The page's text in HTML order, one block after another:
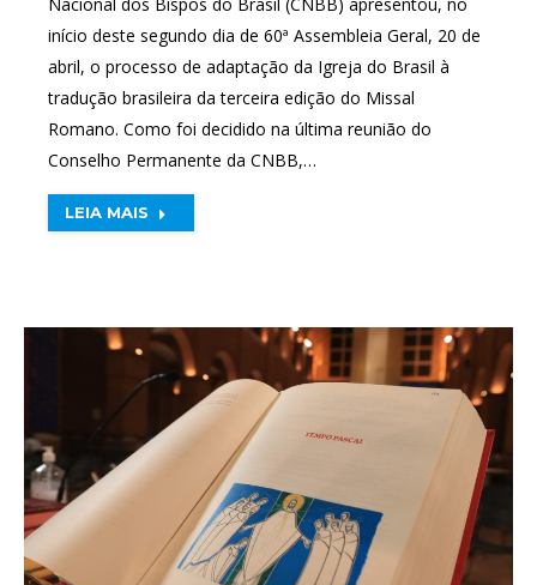
início deste segundo dia de 60ª Assembleia Geral, 20 de
abril, o processo de adaptação da Igreja do Brasil à
tradução brasileira da terceira edição do Missal
Romano. Como foi decidido na última reunião do
Conselho Permanente da CNBB,…
LEIA MAIS